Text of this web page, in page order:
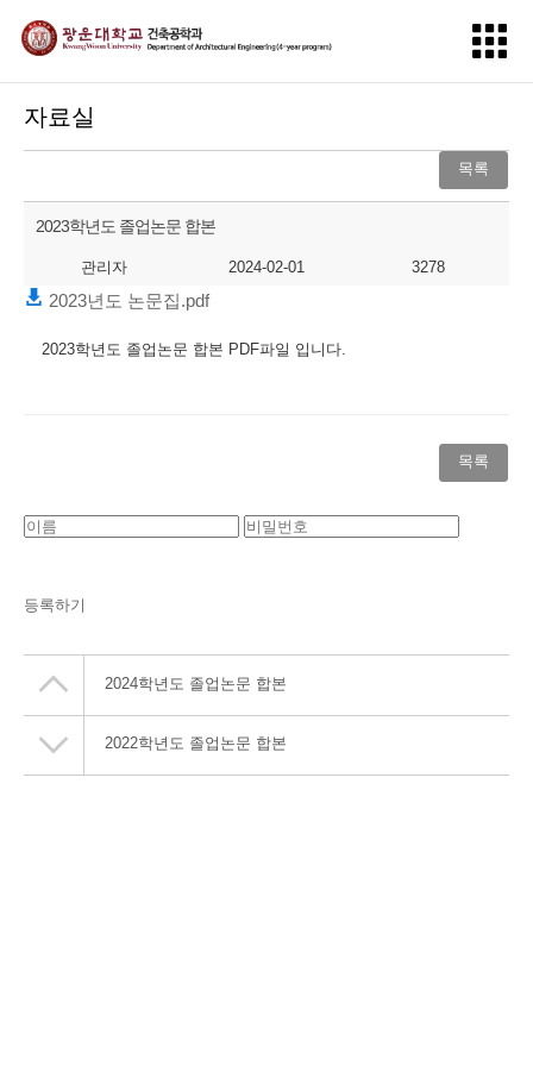
자료실
목록
2023학년도 졸업논문 합본
관리자 2024-02-01 3278
2023년도 논문집.pdf
2023학년도 졸업논문 합본 PDF파일 입니다.
목록
등록하기
2024학년도 졸업논문 합본
2022학년도 졸업논문 합본